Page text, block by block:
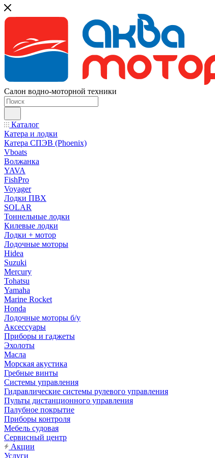
Салон водно-моторной техники
Каталог
Катера и лодки
Катера СПЭВ (Phoenix)
Vboats
Волжанка
YAVA
FishPro
Voyager
Лодки ПВХ
SOLAR
Тоннельные лодки
Килевые лодки
Лодки + мотор
Лодочные моторы
Hidea
Suzuki
Mercury
Tohatsu
Yamaha
Marine Rocket
Honda
Лодочные моторы б/у
Аксессуары
Приборы и гаджеты
Эхолоты
Масла
Морская акустика
Гребные винты
Системы управления
Гидравлические системы рулевого управления
Пульты дистанционного управления
Палубное покрытие
Приборы контроля
Мебель судовая
Сервисный центр
Акции
Услуги